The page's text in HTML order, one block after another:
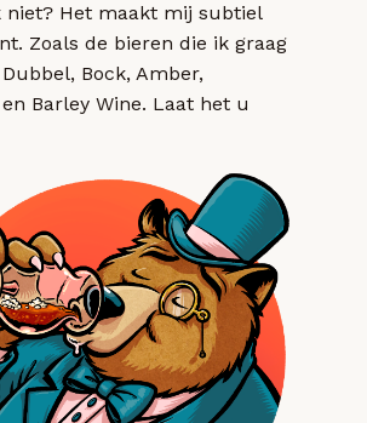
niet? Het maakt mij subtiel
Zoals de bieren die ik graag
Bock, Amber,
Barley Wine. Laat het u